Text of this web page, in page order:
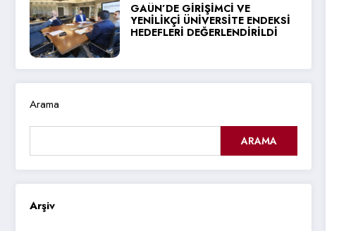
GAÜN’DE GİRİŞİMCİ VE
YENİLİKÇİ ÜNİVERSİTE ENDEKSİ
HEDEFLERİ DEĞERLENDİRİLDİ
Arama
ARAMA
Arşiv